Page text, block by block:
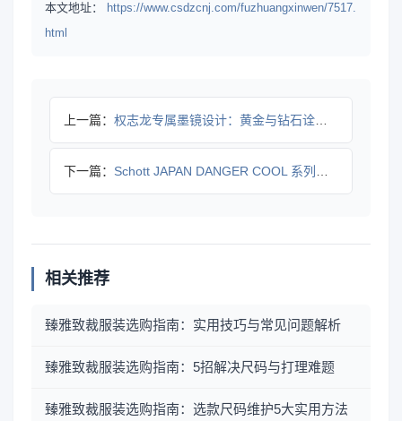
本文地址：
https://www.csdzcnj.com/fuzhuangxinwen/7517.
html
上一篇： 权志龙专属墨镜设计：黄金与钻石诠释超人象征
下一篇： Schott JAPAN DANGER COOL 系列：凉感
相关推荐
臻雅致裁服装选购指南：实用技巧与常见问题解析
臻雅致裁服装选购指南：5招解决尺码与打理难题
臻雅致裁服装选购指南：选款尺码维护5大实用方法